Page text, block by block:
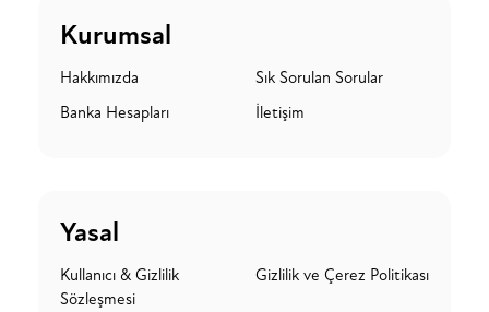
Kurumsal
Hakkımızda
Sık Sorulan Sorular
Banka Hesapları
İletişim
Yasal
Kullanıcı & Gizlilik
Sözleşmesi
Gizlilik ve Çerez Politikası